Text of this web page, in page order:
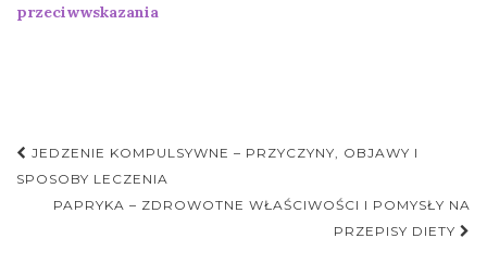
przeciwwskazania
Nawigacja
postu
JEDZENIE KOMPULSYWNE – PRZYCZYNY, OBJAWY I
SPOSOBY LECZENIA
PAPRYKA – ZDROWOTNE WŁAŚCIWOŚCI I POMYSŁY NA
PRZEPISY DIETY